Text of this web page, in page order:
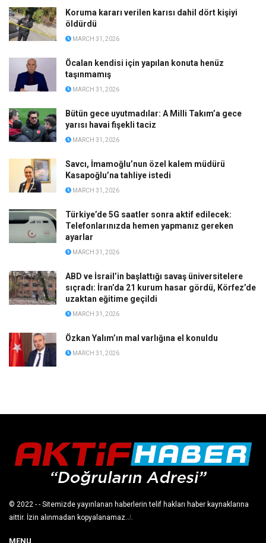
Koruma kararı verilen karısı dahil dört kişiyi
öldürdü
MARCH 31, 2026
Öcalan kendisi için yapılan konuta henüz
taşınmamış
MARCH 31, 2026
Bütün gece uyutmadılar: A Milli Takım’a gece
yarısı havai fişekli taciz
MARCH 31, 2026
Savcı, İmamoğlu’nun özel kalem müdürü
Kasapoğlu’na tahliye istedi
MARCH 31, 2026
Türkiye’de 5G saatler sonra aktif edilecek:
Telefonlarınızda hemen yapmanız gereken
ayarlar
MARCH 31, 2026
ABD ve İsrail’in başlattığı savaş üniversitelere
sıçradı: İran’da 21 kurum hasar gördü, Körfez’de
uzaktan eğitime geçildi
MARCH 31, 2026
Özkan Yalım’ın mal varlığına el konuldu
MARCH 31, 2026
© 2022 - - Sitemizde yayınlanan haberlerin telif hakları haber kaynaklarına
aittir. İzin alınmadan kopyalanamaz.J.
MENU